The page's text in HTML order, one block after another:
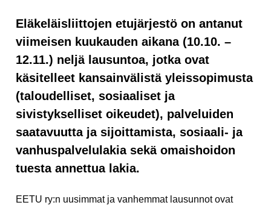
Eläkeläisliittojen etujärjestö on antanut
viimeisen kuukauden aikana (10.10. –
12.11.) neljä lausuntoa, jotka ovat
käsitelleet kansainvälistä yleissopimusta
(taloudelliset, sosiaaliset ja
sivistykselliset oikeudet), palveluiden
saatavuutta ja sijoittamista, sosiaali- ja
vanhuspalvelulakia sekä omaishoidon
tuesta annettua lakia.
EETU ry:n uusimmat ja vanhemmat lausunnot ovat